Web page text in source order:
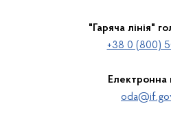
"Гаряча лінія"
+38 0 (800)
Електронна